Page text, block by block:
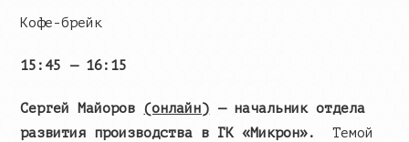
Кофе-брейк
15:45 — 16:15
Сергей Майоров (онлайн) — начальник отдела
развития производства в ГК «Микрон».
Темой